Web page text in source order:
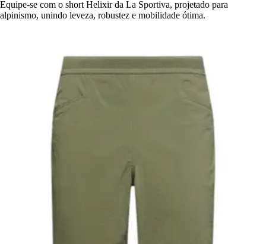
Equipe-se com o short Helixir da La Sportiva, projetado para
alpinismo, unindo leveza, robustez e mobilidade ótima.